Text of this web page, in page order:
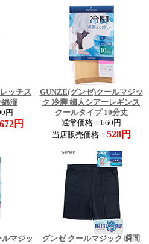
ッチス
綿混
円
円
GUNZE(グンゼ)クールマジッ
ク 冷脚 婦人シアーレギンス
クールタイプ 10分丈
通常価格：660円
当店販売価格： 528円
マジッ
グンゼ クールマジック 瞬間